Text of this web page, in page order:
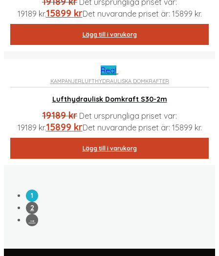
Det ursprungliga priset var:
19189 kr.15899 krDet nuvarande priset är: 15899 kr.
Lägg till i varukorg
Rea!
KAMPANJERLUFTHYDRAULISKA DOMKRAFTER
Lufthydraulisk Domkraft S30-2m
19189kr Det ursprungliga priset var:
19189 kr.15899 krDet nuvarande priset är: 15899 kr.
Lägg till i varukorg
1
2
→